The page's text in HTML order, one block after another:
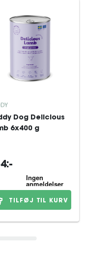
Dog Delicious
6x400 g
TILFØJ TIL KURV